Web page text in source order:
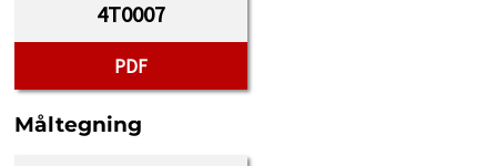
4T0007
PDF
Måltegning